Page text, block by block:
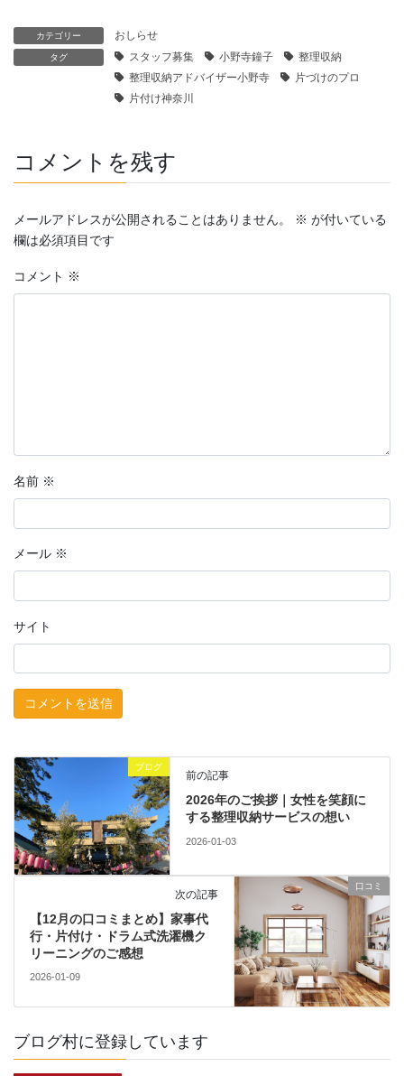
カテゴリー おしらせ
タグ スタッフ募集 小野寺鐘子
整理収納
整理収納アドバイザー小野寺
片づけのプロ
片付け神奈川
コメントを残す
メールアドレスが公開されることはありません。 ※ が付いている
欄は必須項目です
コメント ※
名前 ※
メール ※
サイト
ブログ
前の記事
2026年のご挨拶｜女性を笑顔に
する整理収納サービスの想い
2026-01-03
口コミ
次の記事
【12月の口コミまとめ】家事代
行・片付け・ドラム式洗濯機ク
リーニングのご感想
2026-01-09
ブログ村に登録しています